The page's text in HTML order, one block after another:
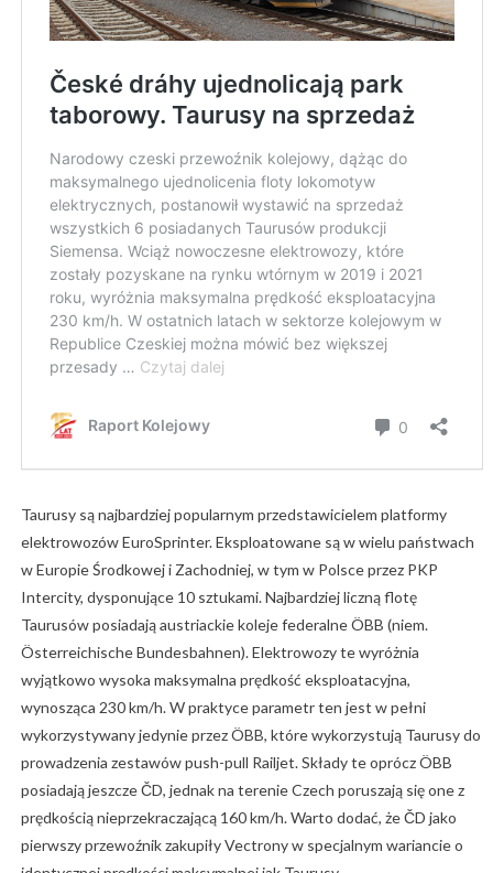
Taurusy są najbardziej popularnym przedstawicielem platformy
elektrowozów EuroSprinter. Eksploatowane są w wielu państwach
w Europie Środkowej i Zachodniej, w tym w Polsce przez PKP
Intercity, dysponujące 10 sztukami. Najbardziej liczną flotę
Taurusów posiadają austriackie koleje federalne ÖBB (niem.
Österreichische Bundesbahnen). Elektrowozy te wyróżnia
wyjątkowo wysoka maksymalna prędkość eksploatacyjna,
wynosząca 230 km/h. W praktyce parametr ten jest w pełni
wykorzystywany jedynie przez ÖBB, które wykorzystują Taurusy do
prowadzenia zestawów push-pull Railjet. Składy te oprócz ÖBB
posiadają jeszcze ČD, jednak na terenie Czech poruszają się one z
prędkością nieprzekraczającą 160 km/h. Warto dodać, że ČD jako
pierwszy przewoźnik zakupiły Vectrony w specjalnym wariancie o